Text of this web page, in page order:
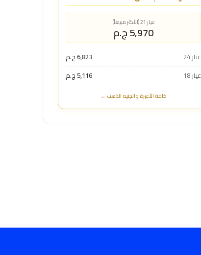
عيار 21 (الأكثر مبيعاً)
5,970 ج.م
عيار 24
6,823 ج.م
عيار 18
5,116 ج.م
كافة الأعيرة والجنيه الذهب ←